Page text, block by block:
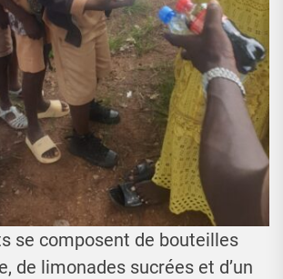
se composent de bouteilles
de limonades sucrées et d’un